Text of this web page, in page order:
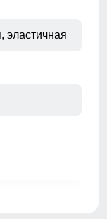
эластичная